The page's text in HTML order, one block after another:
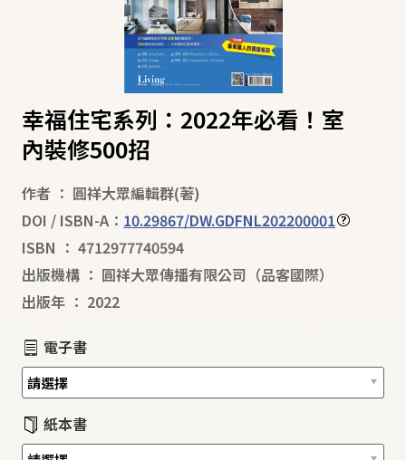
幸福住宅系列：2022年必看！室
內裝修500招
作者 ： 圓祥大眾編輯群(著)
DOI / ISBN-A： 10.29867/DW.GDFNL202200001
ISBN ： 4712977740594
出版機構 ： 圓祥大眾傳播有限公司（品客國際）
出版年 ： 2022
電子書
紙本書